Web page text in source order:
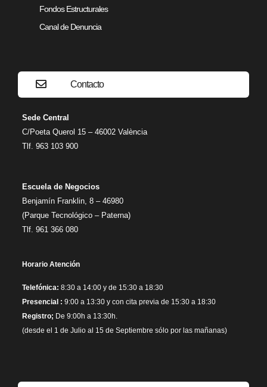
Fondos Estructurales
Canal de Denuncia
Contacto
Sede Central
C/Poeta Querol 15 – 46002 València
Tlf. 963 103 900
Escuela de Negocios
Benjamín Franklin, 8 – 46980
(Parque Tecnológico – Paterna)
Tlf. 961 366 080
Horario Atención
Telefónica: 8:30 a 14:00 y de 15:30 a 18:30
Presencial : 9:00 a 13:30 y con cita previa de 15:30 a 18:30
Registro; De 9:00h a 13:30h.
(desde el 1 de Julio al 15 de Septiembre sólo por las mañanas)